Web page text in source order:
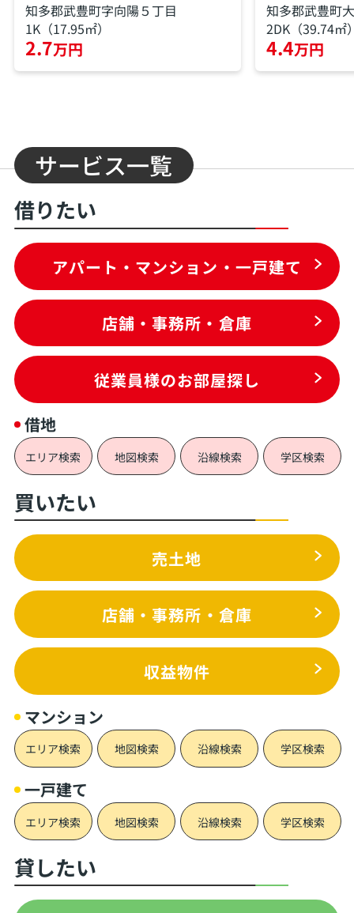
知多郡武豊町字向陽５丁目
1K（17.95㎡）
2.7万円
知多郡武豊町
2DK（39.74㎡
4.4万円
サービス一覧
借りたい
アパート・マンション・一戸建て
店舗・事務所・倉庫
従業員様のお部屋探し
借地
エリア検索 地図検索 沿線検索 学区検索
買いたい
売土地
店舗・事務所・倉庫
収益物件
マンション
エリア検索 地図検索 沿線検索 学区検索
一戸建て
エリア検索 地図検索 沿線検索 学区検索
貸したい